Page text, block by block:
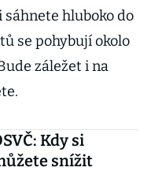
hluboko do
se pohybují okolo
záležet i na
Kdy si
snížit